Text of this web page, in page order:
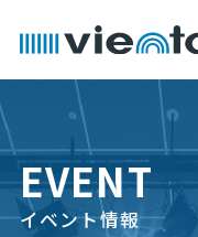
EVENT
イベント情報